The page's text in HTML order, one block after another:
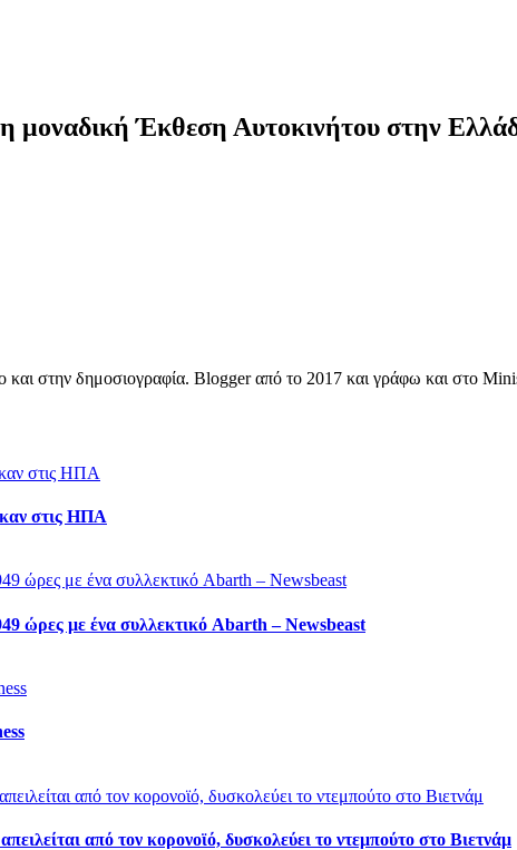
μοναδική Έκθεση Αυτοκινήτου στην
στην δημοσιογραφία. Blogger από το 2017 και γράφω και στο
στις ΗΠΑ
ώρες με ένα συλλεκτικό Abarth – Newsbeast
από τον κορονοϊό, δυσκολεύει το ντεμπούτο στο Βιετνάμ